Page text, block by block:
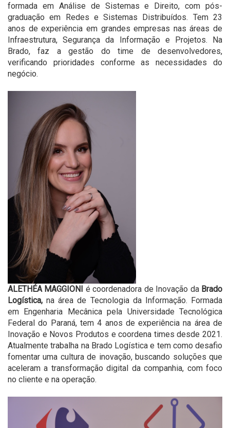
formada em Análise de Sistemas e Direito, com pós-
graduação em Redes e Sistemas Distribuídos. Tem 23
anos de experiência em grandes empresas nas áreas de
Infraestrutura, Segurança da Informação e Projetos. Na
Brado, faz a gestão do time de desenvolvedores,
verificando prioridades conforme as necessidades do
negócio.
ALETHÉA MAGGIONI é coordenadora de Inovação da Brado
Logística, na área de Tecnologia da Informação. Formada
em Engenharia Mecânica pela Universidade Tecnológica
Federal do Paraná, tem 4 anos de experiência na área de
Inovação e Novos Produtos e coordena times desde 2021.
Atualmente trabalha na Brado Logística e tem como desafio
fomentar uma cultura de inovação, buscando soluções que
aceleram a transformação digital da companhia, com foco
no cliente e na operação.